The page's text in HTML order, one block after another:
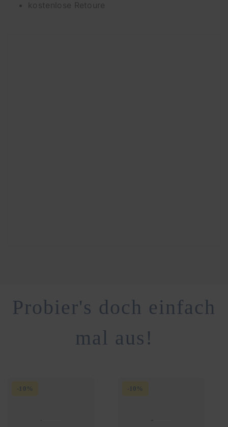
kostenlose Retoure
Probier's doch einfach
mal aus!
-10 % -10 %